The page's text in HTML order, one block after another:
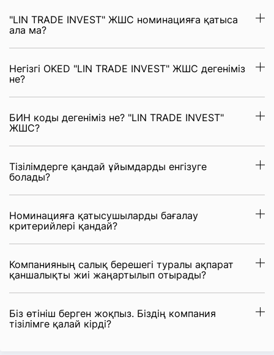
"LIN TRADE INVEST" ЖШС номинацияға қатыса
ала ма?
Негізгі OKED "LIN TRADE INVEST" ЖШС дегеніміз
не?
БИН коды дегеніміз не? "LIN TRADE INVEST"
ЖШС?
Тізілімдерге қандай ұйымдарды енгізуге
болады?
Номинацияға қатысушыларды бағалау
критерийлері қандай?
Компанияның салық берешегі туралы ақпарат
қаншалықты жиі жаңартылып отырады?
Біз өтініш берген жоқпыз. Біздің компания
тізілімге қалай кірді?